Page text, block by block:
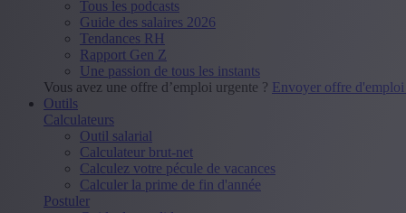
Tous les podcasts
Guide des salaires 2026
Tendances RH
Rapport Gen Z
Une passion de tous les instants
Vous avez une offre d’emploi urgente ? Envoyer offre
Outils
Calculateurs
Outil salarial
Calculateur brut-net
Calculez votre pécule de vacances
Calculer la prime de fin d'année
Postuler